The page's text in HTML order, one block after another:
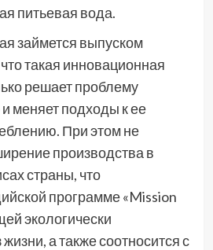
питьевая вода.
займется выпуском
такая инновационная
решает проблему
меняет подходы к ее
При этом не
производства в
страны, что
программе «Mission
экологически
а также соотносится с